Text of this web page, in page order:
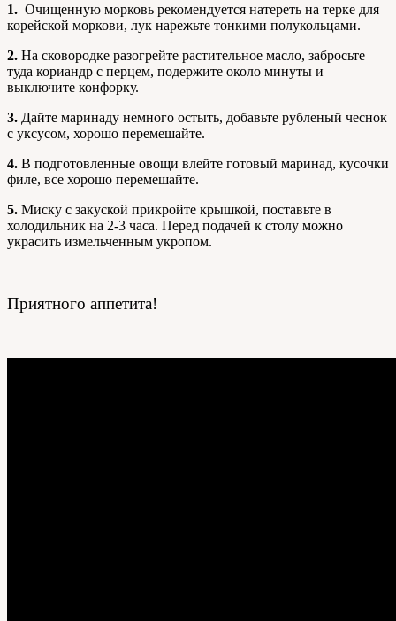
1. Очищенную морковь рекомендуется натереть на терке для
корейской моркови, лук нарежьте тонкими полукольцами.
2. На сковородке разогрейте растительное масло, забросьте
туда кориандр с перцем, подержите около минуты и
выключите конфорку.
3. Дайте маринаду немного остыть, добавьте рубленый чеснок
с уксусом, хорошо перемешайте.
4. В подготовленные овощи влейте готовый маринад, кусочки
филе, все хорошо перемешайте.
5. Миску с закуской прикройте крышкой, поставьте в
холодильник на 2-3 часа. Перед подачей к столу можно
украсить измельченным укропом.
Приятного аппетита!